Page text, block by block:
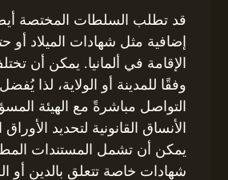
قد تطلب السلطات المختصة
إضافية مثل شهادات الميلاد أو
الإقامة في ألمانيا. يمكن أن
وفقًا للمدينة أو الولاية، لذا
التواصل مباشرةً مع الهيئة
الأنساق القانونية لتحديد الأوراق
يمكن أن تشمل المستندات
شهادات خاصة تتعلق بالدين أو